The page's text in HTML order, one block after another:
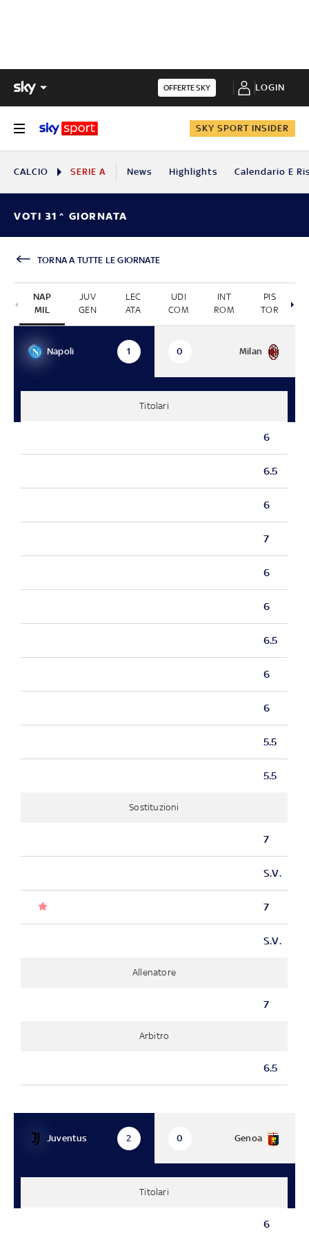
OFFERTE SKY LOGIN
SKY SPORT INSIDER
CALCIO SERIE A News Highlights Calendario E
VOTI 31^ GIORNATA
TORNA A TUTTE LE GIORNATE
NAP
MIL
JUV
GEN
LEC
ATA
UDI
COM
INT
ROM
PIS
TOR
Napoli 1 Milan
0
Titolari
6
6.5
6
7
6
6
6.5
6
6
5.5
5.5
Sostituzioni
7
S.V.
7
S.V.
Allenatore
7
Arbitro
6.5
Juventus 2 Genoa
0
Titolari
6